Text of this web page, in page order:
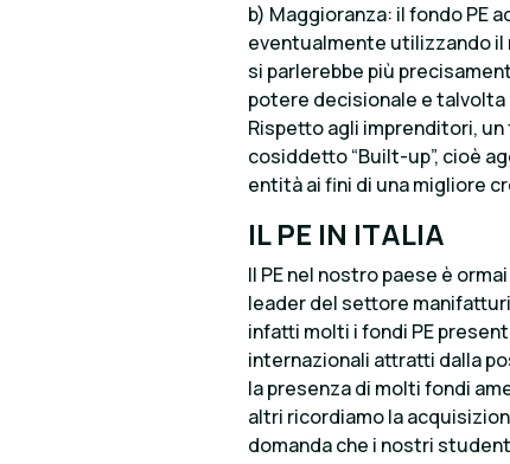
b) Maggioranza: il fondo PE
eventualmente utilizzando il
si parlerebbe più
potere decisionale e
Rispetto agli imprenditori,
cosiddetto “Built-up”, cioè
entità ai fini di una migliore
IL PE IN ITALIA
Il PE nel nostro paese è
leader del settore
infatti molti i fondi PE
internazionali attratti dalla
la presenza di molti fondi
altri ricordiamo la
domanda che i nostri